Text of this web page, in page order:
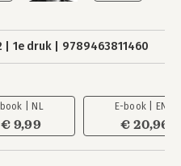
1e druk 9789463811460
book | NL
€ 9,99
E-book | EN
€ 20,96